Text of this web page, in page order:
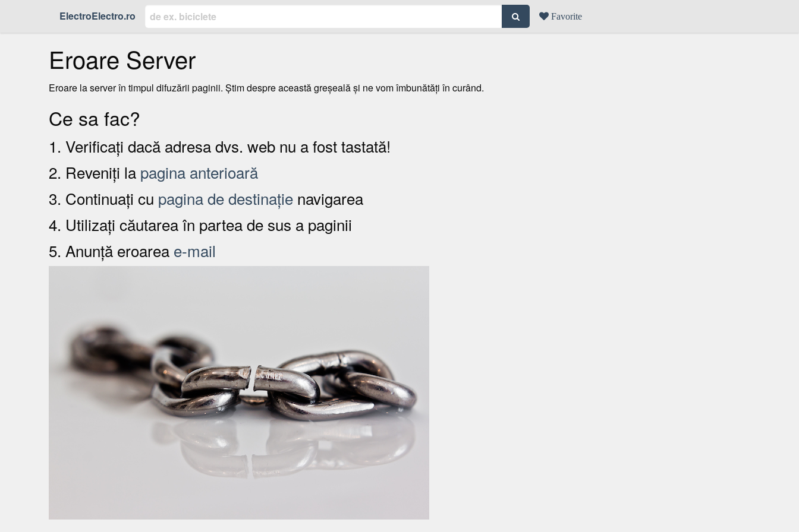
ElectroElectro.ro Favorite
Eroare Server
Eroare la server în timpul difuzării paginii. Știm despre această greșeală și ne vom îmbunătăți în curând.
Ce sa fac?
1. Verificați dacă adresa dvs. web nu a fost tastată!
2. Reveniți la pagina anterioară
3. Continuați cu pagina de destinație navigarea
4. Utilizați căutarea în partea de sus a paginii
5. Anunță eroarea e-mail